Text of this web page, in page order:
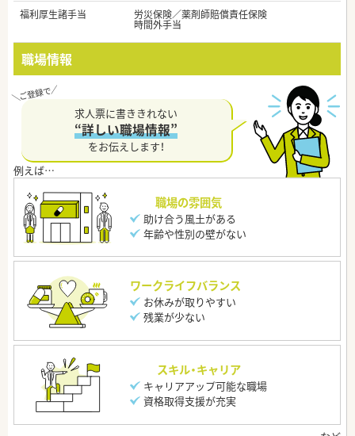
福利厚生諸手当
労災保険／薬剤師賠償責任保険
時間外手当
職場情報
求人票に書ききれない
“詳しい職場情報”
をお伝えします！
職場の雰囲気
助け合う風土がある
年齢や性別の壁がない
ワークライフバランス
お休みが取りやすい
残業が少ない
スキル・キャリア
キャリアアップ可能な職場
資格取得支援が充実